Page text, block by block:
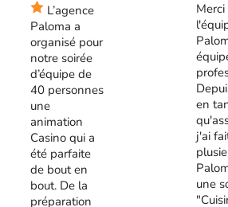
L’agence
Paloma a
organisé pour
notre soirée
d’équipe de
40 personnes
une
animation
Casino qui a
été parfaite
de bout en
bout. De la
préparation
en
j'ai
une